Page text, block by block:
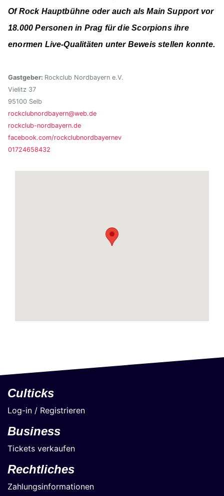
Of Rock Hauptbühne oder auch als Main Support vor
18.000 Personen in Prag für die Scorpions ihre
enormen Live-Qualitäten unter Beweis stellen konnte.
Gastgeber: Rockclub Nordbayern e.V.
Vielitz 37
95100 Selb
rockclubnordbayern@web.de
rockclub-nordbayern.de
facebook.com/rockclubnordbayernev
01724658432
Culticks
Log-in / Registrieren
Business
Tickets verkaufen
Rechtliches
Zahlungsinformationen